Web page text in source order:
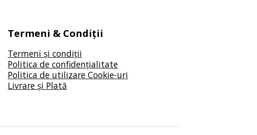
Termeni & Condiții
Termeni și condiții
Politica de confidențialitate
Politica de utilizare Cookie-uri
Livrare și Plată